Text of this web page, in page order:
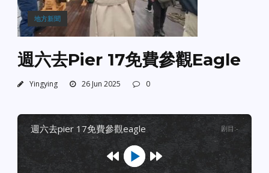
地方新聞
週六去Pier 17免費參觀Eagle
Yingying 26 Jun 2025 0
週六去pier 17免費參觀eagle 剧目 :-